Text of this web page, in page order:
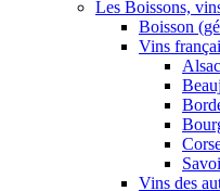
Les Boissons,
Boisson
Vins
Vins des